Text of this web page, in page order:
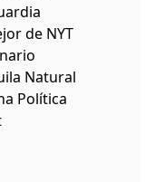
de NYT
Natural
Política